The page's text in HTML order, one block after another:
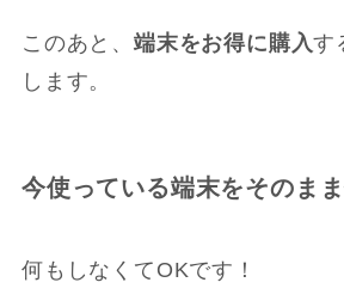
このあと、 端末をお得に購入す
します。
今使っている端末をそのま
何もしなくてOKです！